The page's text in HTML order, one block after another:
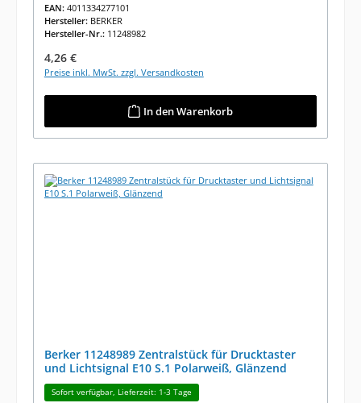
EAN: 4011334277101
Hersteller: BERKER
Hersteller-Nr.: 11248982
Regulärer Preis:
4,26 €
Preise inkl. MwSt. zzgl. Versandkosten
In den Warenkorb
Berker 11248989 Zentralstück für Drucktaster
und Lichtsignal E10 S.1 Polarweiß, Glänzend
Sofort verfügbar, Lieferzeit: 1-3 Tage